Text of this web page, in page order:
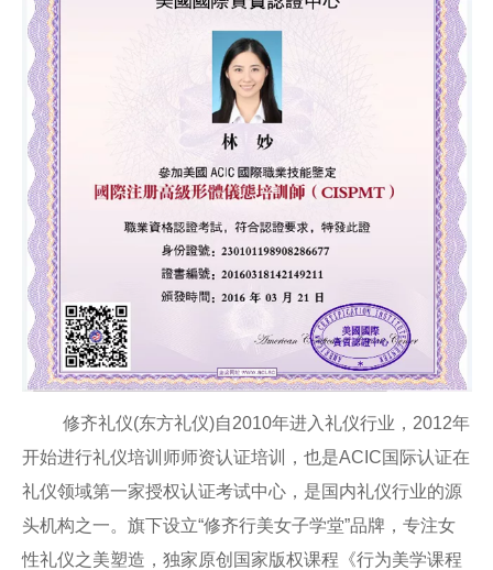
修齐礼仪(东方礼仪)自2010年进入礼仪行业，2012年
开始进行礼仪培训师师资认证培训，也是ACIC国际认证在
礼仪领域第一家授权认证考试中心，是国内礼仪行业的源
头机构之一。旗下设立“修齐行美女子学堂”品牌，专注女
性礼仪之美塑造，独家原创国家版权课程《行为美学课程